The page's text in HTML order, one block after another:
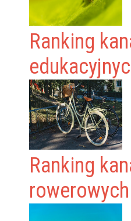
Ranking
Ranking
rowerowych